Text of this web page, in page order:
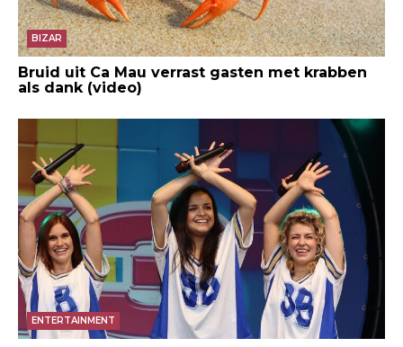
BIZAR
Bruid uit Ca Mau verrast gasten met krabben
als dank (video)
ENTERTAINMENT